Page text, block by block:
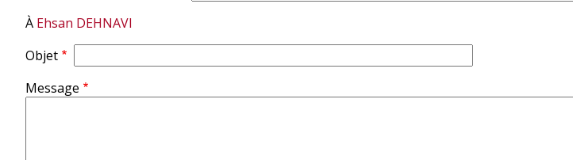
À Ehsan DEHNAVI
Objet
Message